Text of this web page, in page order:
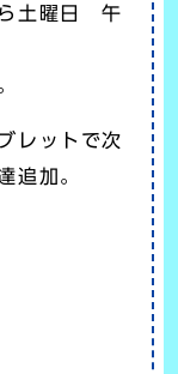
ら土曜日 午
レットで次
追加。